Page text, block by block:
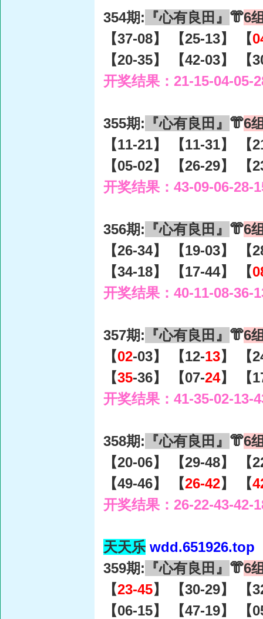
354期: 『心有良田』 👘6
【37-08】 【25-13】 【
【20-35】 【42-03】 【
开奖结果：21-15-04-05-
355期: 『心有良田』 👘6
【11-21】 【11-31】 【
【05-02】 【26-29】 【
开奖结果：43-09-06-28-
356期: 『心有良田』 👘6
【26-34】 【19-03】 【
【34-18】 【17-44】 【
开奖结果：40-11-08-36-
357期: 『心有良田』 👘6
【02-03】 【12-13】 【
【35-36】 【07-24】 【
开奖结果：41-35-02-13-
358期: 『心有良田』 👘6
【20-06】 【29-48】 【
【49-46】 【26-42】 【
开奖结果：26-22-43-42-
天天乐 wdd.651926.top
359期: 『心有良田』 👘6
【23-45】 【30-29】 【
【06-15】 【47-19】 【